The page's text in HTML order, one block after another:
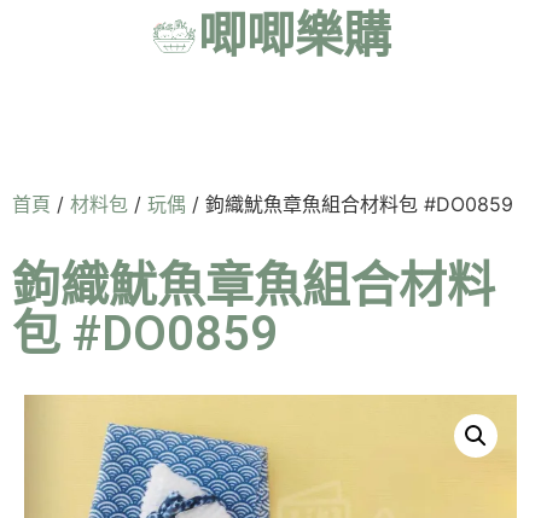
唧唧樂購
首頁 / 材料包 / 玩偶 / 鉤織魷魚章魚組合材料包 #DO0859
鉤織魷魚章魚組合材料
包 #DO0859